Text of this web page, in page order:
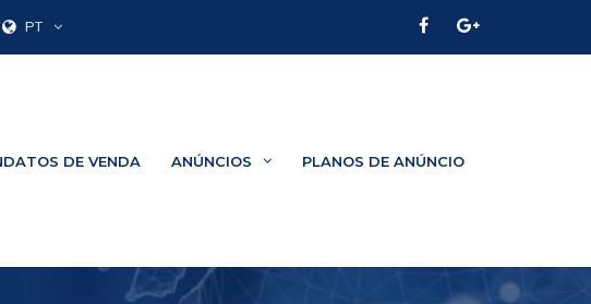
PT
DE VENDA ANÚNCIOS PLANOS DE ANÚNCIO